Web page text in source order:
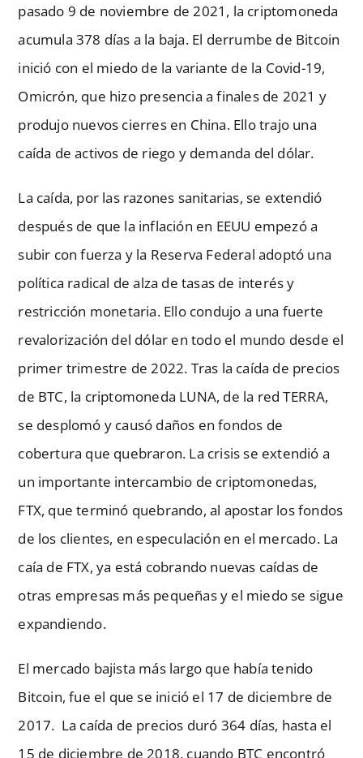
pasado 9 de noviembre de 2021, la criptomoneda
acumula 378 días a la baja. El derrumbe de Bitcoin
inició con el miedo de la variante de la Covid-19,
Omicrón, que hizo presencia a finales de 2021 y
produjo nuevos cierres en China. Ello trajo una
caída de activos de riego y demanda del dólar.
La caída, por las razones sanitarias, se extendió
después de que la inflación en EEUU empezó a
subir con fuerza y la Reserva Federal adoptó una
política radical de alza de tasas de interés y
restricción monetaria. Ello condujo a una fuerte
revalorización del dólar en todo el mundo desde el
primer trimestre de 2022. Tras la caída de precios
de BTC, la criptomoneda LUNA, de la red TERRA,
se desplomó y causó daños en fondos de
cobertura que quebraron. La crisis se extendió a
un importante intercambio de criptomonedas,
FTX, que terminó quebrando, al apostar los fondos
de los clientes, en especulación en el mercado. La
caía de FTX, ya está cobrando nuevas caídas de
otras empresas más pequeñas y el miedo se sigue
expandiendo.
El mercado bajista más largo que había tenido
Bitcoin, fue el que se inició el 17 de diciembre de
2017. La caída de precios duró 364 días, hasta el
15 de diciembre de 2018, cuando BTC encontró